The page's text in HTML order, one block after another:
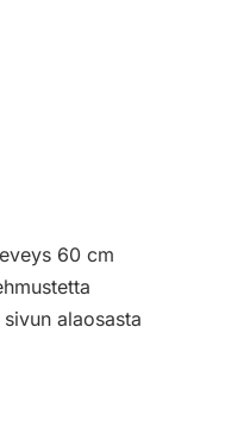
60 cm
alaosasta